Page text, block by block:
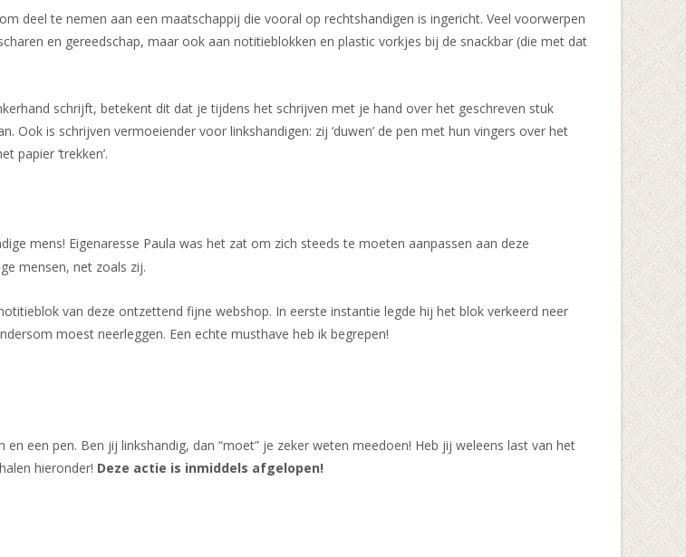
deel te nemen aan een maatschappij die vooral op rechtshandigen is ingericht. Veel voorwerpen
en gereedschap, maar ook aan notitieblokken en plastic vorkjes bij de snackbar (die met dat
schrijft, betekent dit dat je tijdens het schrijven met je hand over het geschreven stuk
is schrijven vermoeiender voor linkshandigen: zij ‘duwen’ de pen met hun vingers over het
papier ‘trekken’.
mens! Eigenaresse Paula was het zat om zich steeds te moeten aanpassen aan deze
mensen, net zoals zij.
van deze ontzettend fijne webshop. In eerste instantie legde hij het blok verkeerd neer
moest neerleggen. Een echte musthave heb ik begrepen!
een pen. Ben jij linkshandig, dan “moet” je zeker weten meedoen! Heb jij weleens last van het
hieronder! Deze actie is inmiddels afgelopen!